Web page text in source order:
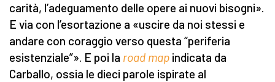
carità, l’adeguamento delle opere ai nuovi bisogni».
E via con l’esortazione a «uscire da noi stessi e
andare con coraggio verso questa “periferia
esistenziale”». E poi la road map indicata da
Carballo, ossia le dieci parole ispirate al